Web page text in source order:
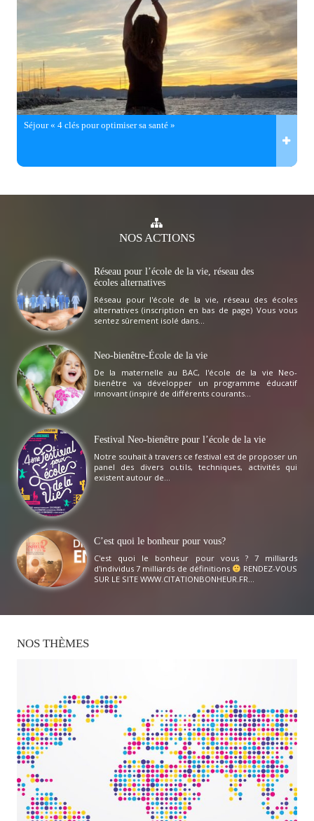
Séjour « 4 clés pour optimiser sa santé »
NOSACTIONS
Réseau pour l’école de la vie, réseau des
écoles alternatives
Réseau pour l'école de la vie, réseau des écoles
alternatives (inscription en bas de page) Vous vous
sentez sûrement isolé dans...
Neo-bienêtre-École de la vie
De la maternelle au BAC, l'école de la vie Neo-
bienêtre va développer un programme éducatif
innovant (inspiré de différents courants...
Festival Neo-bienêtre pour l’école de la vie
Notre souhait à travers ce festival est de proposer un
panel des divers outils, techniques, activités qui
existent autour de...
C’est quoi le bonheur pour vous?
C'est quoi le bonheur pour vous ? 7 milliards
d'individus 7 milliards de définitions
RENDEZ-VOUS
SUR LE SITE WWW.CITATIONBONHEUR.FR...
NOS THÈMES